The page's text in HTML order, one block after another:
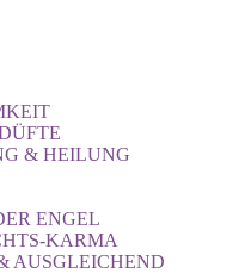
& HEILUNG
ENGEL
KARMA
AUSGLEICHEND